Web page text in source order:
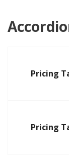
Pricing
Pricing